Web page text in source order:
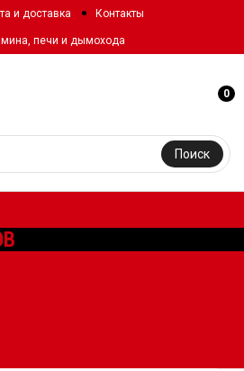
и доставка Контакты
печи и дымохода
Поиск
0